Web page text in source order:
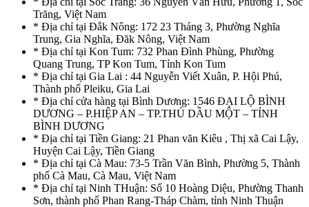
Trăng, Việt Nam
* Địa chỉ tại Đắk Nông: 172 23 Tháng 3, Phường Nghĩa
Trung, Gia Nghĩa, Đăk Nông, Việt Nam
* Địa chỉ tại Kon Tum: 732 Phan Đình Phùng, Phường
Quang Trung, TP Kon Tum, Tỉnh Kon Tum
* Địa chỉ tại Gia Lai : 44 Nguyễn Viết Xuân, P. Hội Phú,
Thành phố Pleiku, Gia Lai
* Địa chỉ cửa hàng tại Bình Dương: 1546 ĐẠI LỘ BÌNH
DƯƠNG – P.HIỆP AN – TP.THỦ DẦU MỘT – TỈNH
BÌNH DƯƠNG
* Địa chỉ tại Tiền Giang: 21 Phan văn Kiêu , Thị xã Cai Lậy,
Huyện Cai Lậy, Tiền Giang
* Địa chỉ tại Cà Mau: 73-5 Trần Văn Bình, Phường 5, Thành
phố Cà Mau, Cà Mau, Việt Nam
* Địa chỉ tại Ninh THuận: Số 10 Hoàng Diệu, Phường Thanh
Sơn, thành phố Phan Rang-Tháp Chàm, tỉnh Ninh Thuận